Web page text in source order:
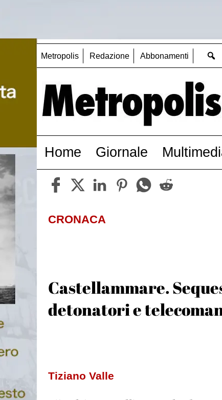
Metropolis Redazione Abbonamenti
Home Giornale
CRONACA
Castellammare.
detonatori e
Tiziano Valle